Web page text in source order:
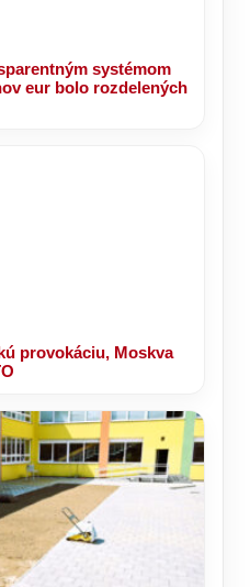
systémom
eur bolo rozdelených
provokáciu, Moskva